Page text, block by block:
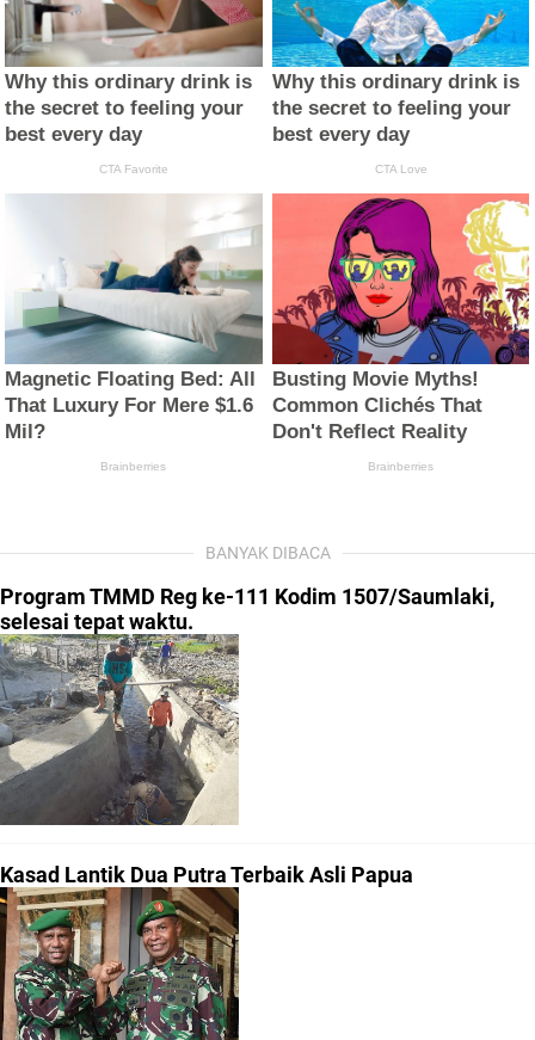
BANYAK DIBACA
Program TMMD Reg ke-111 Kodim 1507/Saumlaki,
selesai tepat waktu.
Kasad Lantik Dua Putra Terbaik Asli Papua